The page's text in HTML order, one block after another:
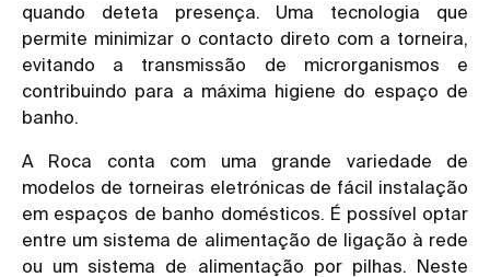
quando deteta presença. Uma tecnologia que
permite minimizar o contacto direto com a torneira,
evitando a transmissão de microrganismos e
contribuindo para a máxima higiene do espaço de
banho.
A Roca conta com uma grande variedade de
modelos de torneiras eletrónicas de fácil instalação
em espaços de banho domésticos. É possível optar
entre um sistema de alimentação de ligação à rede
ou um sistema de alimentação por pilhas. Neste